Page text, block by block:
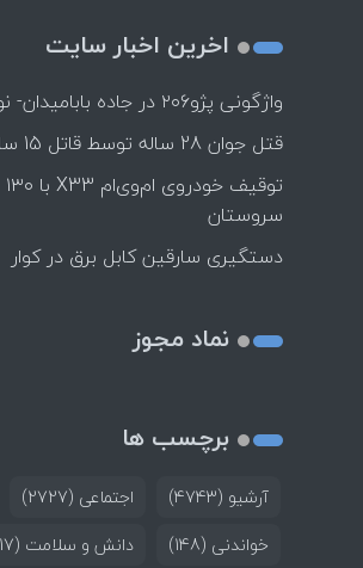
اخرین اخبار سایت
واژگونی پژو۲۰۶ در جاده بابامیدان- نورآباد با ۳ مصدوم
قتل جوان 28 ساله توسط قاتل 15 ساله در کازرون
سروستان
دستگیری سارقین کابل برق در کوار
نماد مجوز
برچسب ها
آرشیو (4743) اجتماعی (2727)
خواندنی (148) دانش و سلامت (717)